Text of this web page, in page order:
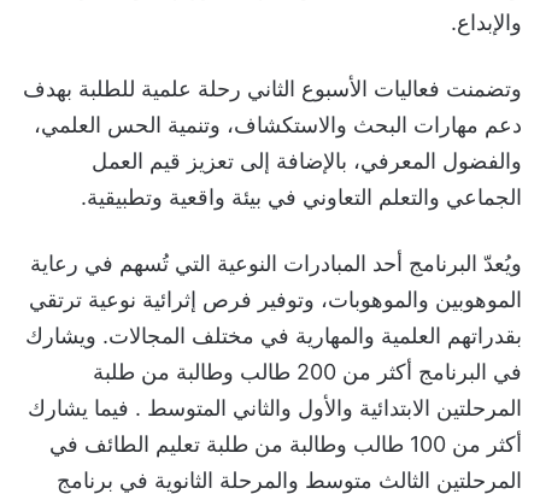
والإبداع.
وتضمنت فعاليات الأسبوع الثاني رحلة علمية للطلبة بهدف
دعم مهارات البحث والاستكشاف، وتنمية الحس العلمي،
والفضول المعرفي، بالإضافة إلى تعزيز قيم العمل
الجماعي والتعلم التعاوني في بيئة واقعية وتطبيقية.
ويُعدّ البرنامج أحد المبادرات النوعية التي تُسهم في رعاية
الموهوبين والموهوبات، وتوفير فرص إثرائية نوعية ترتقي
بقدراتهم العلمية والمهارية في مختلف المجالات. ويشارك
في البرنامج أكثر من 200 طالب وطالبة من طلبة
المرحلتين الابتدائية والأول والثاني المتوسط . فيما يشارك
أكثر من 100 طالب وطالبة من طلبة تعليم الطائف في
المرحلتين الثالث متوسط والمرحلة الثانوية في برنامج